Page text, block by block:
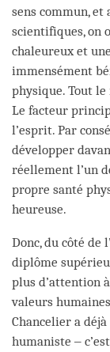
sens commun, et
scientifiques, on
chaleureux et
immensément
physique. Tout
Le facteur
l’esprit. Par
développer
réellement l’un
propre santé
heureuse.
Donc, du côté de
diplôme
plus d’attention
valeurs
Chancelier a
humaniste ‒